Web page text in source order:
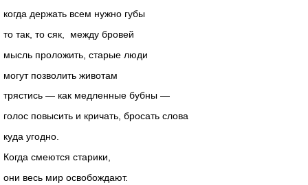
когда держать всем нужно губы
то так, то сяк, между бровей
мысль проложить, старые люди
могут позволить животам
трястись — как медленные бубны —
голос повысить и кричать, бросать слова
куда угодно.
Когда смеются старики,
они весь мир освобождают.